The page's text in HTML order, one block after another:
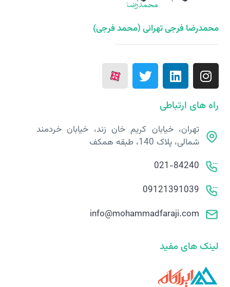
محمدرضا فرجی تهرانی (محمد فرجی)
راه های ارتباطی
تهران، خیابان کریم خان زند، خیابان خردمند
شمالی، پلاک 140، طبقه همکف
021-84240
09121391039
info@mohammadfaraji.com
لینک های مفید